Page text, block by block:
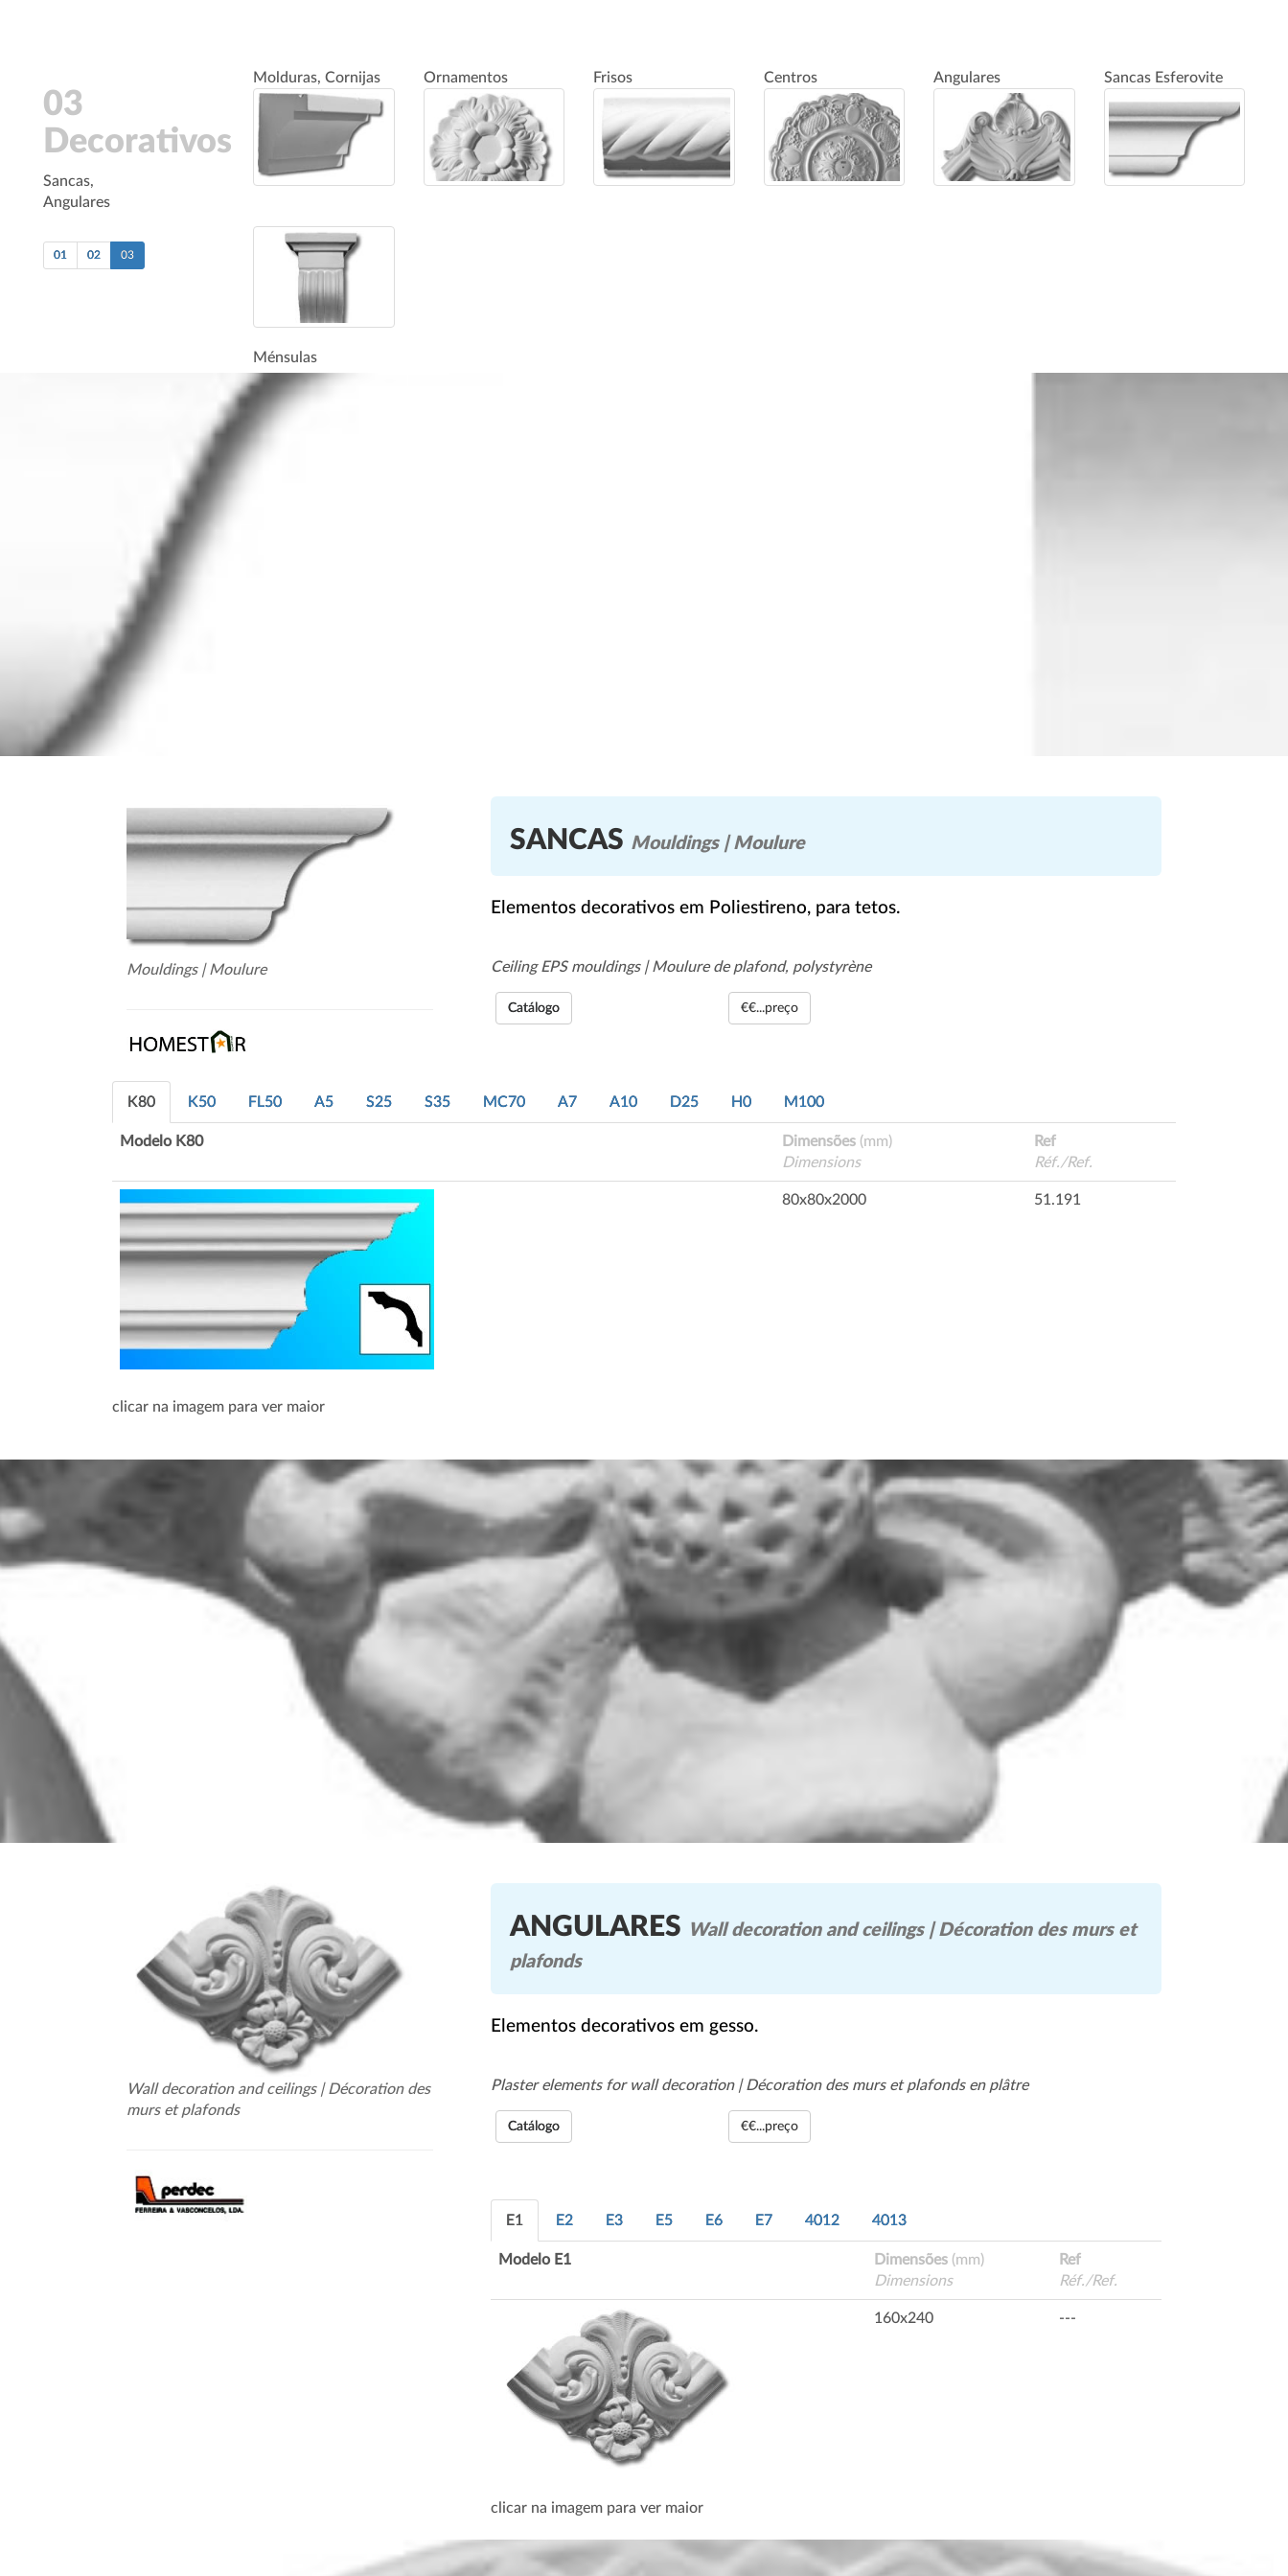
03
Decorativos
Sancas,
Angulares
01 02 03
Molduras, Cornijas Ornamentos Frisos Centros Angulares Sancas Esferovite
Ménsulas
Mouldings | Moulure
SANCAS Mouldings | Moulure
Elementos decorativos em Poliestireno, para tetos.
Ceiling EPS mouldings | Moulure de plafond, polystyrène
Catálogo €€...preço
K80 K50 FL50 A5 S25 S35 MC70 A7 A10 D25 H0 M100
Modelo K80 Dimensões (mm)
Dimensions
Ref
Réf./Ref.
80x80x2000 51.191
clicar na imagem para ver maior
Wall decoration and ceilings | Décoration des
murs et plafonds
ANGULARES Wall decoration and ceilings | Décoration des murs et
plafonds
Elementos decorativos em gesso.
Plaster elements for wall decoration | Décoration des murs et plafonds en plâtre
Catálogo €€...preço
E1 E2 E3 E5 E6 E7 4012 4013
Modelo E1 Dimensões (mm)
Dimensions
Ref
Réf./Ref.
160x240 ---
clicar na imagem para ver maior